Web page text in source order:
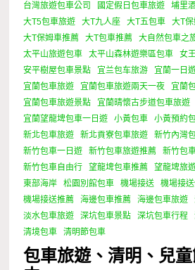
台灣旅遊包車公司
國定假日包車旅遊
埔里
大T5包車旅遊
大T九人座 大T五包車
大T
大T保姆車推薦
大T包車推薦 大自然包車之
太平山旅遊包車
太平山森林遊樂區包車
女
安平樹屋包車景點
宜兰包车旅游 宜蘭一日
宜蘭包車旅遊
宜蘭包車旅遊兩天一夜
宜蘭
宜蘭包車旅遊景點
宜蘭晴懷古步道包車旅遊
宜蘭望龍埤包車一日遊
小黃包車 小黃預約
新北包車旅遊
新北貢寮包車旅遊 新竹內灣
新竹包車一日遊
新竹包車旅遊推薦
新竹包
新竹包車自由行
望龍埤包車推薦 望龍埤旅
東部海岸
松園別館包車 機場接送 機場接
機場接送推薦
海邊包車推薦 海邊包車旅遊
淡水包車旅遊
深坑包車景點 深坑包車行程
清境包車
清明節包車
包車旅遊、清明、兒